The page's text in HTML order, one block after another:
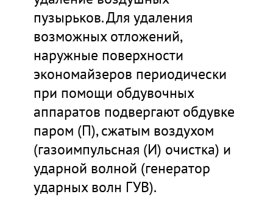
пузырьков. Для удаления
возможных отложений,
наружные поверхности
экономайзеров периодически
при помощи обдувочных
аппаратов подвергают обдувке
паром (П), сжатым воздухом
(газоимпульсная (И) очистка) и
ударной волной (генератор
ударных волн ГУВ).